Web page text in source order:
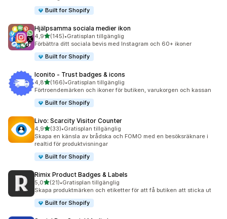
Built for Shopify
Hjälpsamma sociala medier ikon
4,9av 5 stjärnor
(145)
145 recensioner totalt
•Gratisplan tillgänglig
Förbättra ditt sociala bevis med Instagram och 60+ ikoner
Built for Shopify
Iconito ‑ Trust badges & icons
4,8av 5 stjärnor
(166)
166 recensioner totalt
•Gratisplan tillgänglig
Förtroendemärken och ikoner för butiken, varukorgen och kassan
Built for Shopify
Livo: Scarcity Visitor Counter
4,9av 5 stjärnor
(33)
33 recensioner totalt
•Gratisplan tillgänglig
Skapa en känsla av brådska och FOMO med en besöksräknare i
realtid för produktvisningar
Built for Shopify
Rimix Product Badges & Labels
5,0av 5 stjärnor
(21)
21 recensioner totalt
•Gratisplan tillgänglig
Skapa produktmärken och etiketter för att få butiken att sticka ut
Built for Shopify